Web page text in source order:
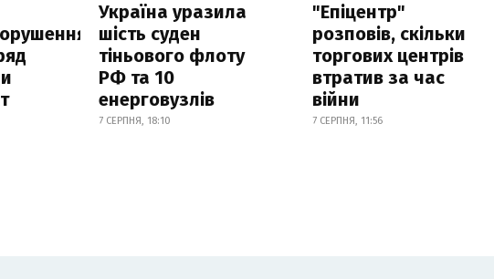
Україна уразила
шість суден
тіньового флоту
РФ та 10
енерговузлів
7 СЕРПНЯ, 18:10
"Епіцентр"
розповів, скільки
торгових центрів
втратив за час
війни
7 СЕРПНЯ, 11:56